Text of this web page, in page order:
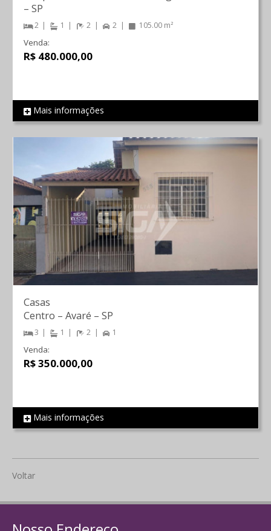
REF 142
– SP
2 1 2 2 105.00 m²
Venda:
R$ 480.000,00
Mais informações
REF 771
Casas
Centro – Avaré – SP
3 1 2 1
Venda:
R$ 350.000,00
Mais informações
Voltar